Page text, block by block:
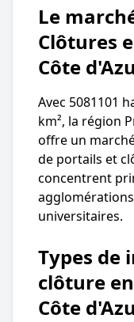
Le
Clôtures
Côte
Avec 5081101
km², la région
offre un
de portails et
concentrent
universitaires.
Types de
clôture
Côte